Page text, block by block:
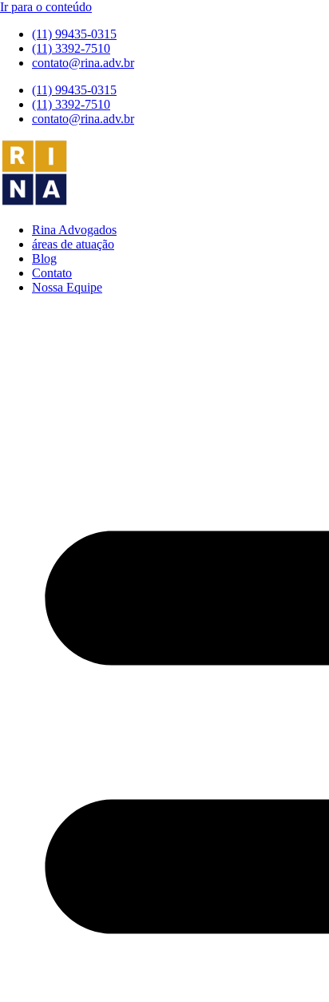
Ir para o conteúdo
(11) 99435-0315
(11) 3392-7510
contato@rina.adv.br
(11) 99435-0315
(11) 3392-7510
contato@rina.adv.br
Rina Advogados
áreas de atuação
Blog
Contato
Nossa Equipe